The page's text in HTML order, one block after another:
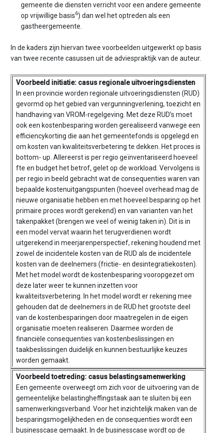
gemeente die diensten verricht voor een andere gemeente
op vrijwillige basis6) dan wel het optreden als een
gastheergemeente.
In de kaders zijn hiervan twee voorbeelden uitgewerkt op basis
van twee recente casussen uit de adviespraktijk van de auteur.
Voorbeeld initiatie: casus regionale uitvoeringsdiensten
In een provincie worden regionale uitvoeringsdiensten (RUD)
gevormd op het gebied van vergunningverlening, toezicht en
handhaving van VROM-regelgeving. Met deze RUD’s moet
ook een kostenbesparing worden gerealiseerd vanwege een
efficiencykorting die aan het gemeentefonds is opgelegd en
om kosten van kwaliteitsverbetering te dekken. Het proces is
bottom- up. Allereerst is per regio geïnventariseerd hoeveel
fte en budget het betrof, gelet op de workload. Vervolgens is
per regio in beeld gebracht wat de consequenties waren van
bepaalde kostenuitgangspunten (hoeveel overhead mag de
nieuwe organisatie hebben en met hoeveel besparing op het
primaire proces wordt gerekend) en van varianten van het
takenpakket (brengen we veel of weinig taken in). Dit is in
een model vervat waarin het terugverdienen wordt
uitgerekend in meerjarenperspectief, rekening houdend met
zowel de incidentele kosten van de RUD als de incidentele
kosten van de deelnemers (frictie- en desintegratiekosten).
Met het model wordt de kostenbesparing vooropgezet om
deze later weer te kunnen inzetten voor
kwaliteitsverbetering. In het model wordt er rekening mee
gehouden dat de deelnemers in de RUD het grootste deel
van de kostenbesparingen door maatregelen in de eigen
organisatie moeten realiseren. Daarmee worden de
financiële consequenties van kostenbeslissingen en
taakbeslissingen duidelijk en kunnen bestuurlijke keuzes
worden gemaakt.
Voorbeeld toetreding: casus belastingsamenwerking
Een gemeente overweegt om zich voor de uitvoering van de
gemeentelijke belastingheffingstaak aan te sluiten bij een
samenwerkingsverband. Voor het inzichtelijk maken van de
besparingsmogelijkheden en de consequenties wordt een
businesscase gemaakt. In de businesscase wordt op de